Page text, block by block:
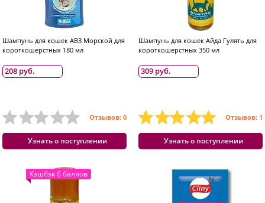
Шампунь для кошек АВЗ Морской для
короткошерстных 180 мл
208 руб.
Отзывов: 0
Узнать о поступлении
Шампунь для кошек Айда Гулять для
короткошерстных 350 мл
309 руб.
Отзывов: 1
Узнать о поступлении
Кэшбэк 6 баллов